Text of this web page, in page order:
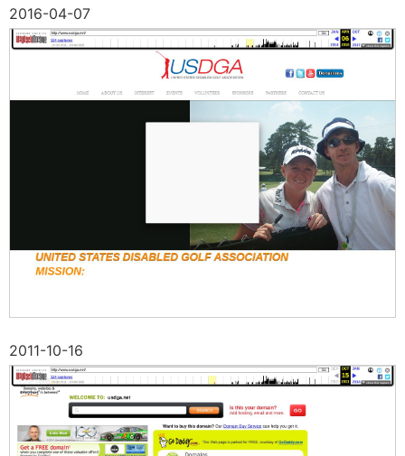
2016-04-07
2011-10-16